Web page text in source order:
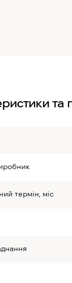
та
термін, міс